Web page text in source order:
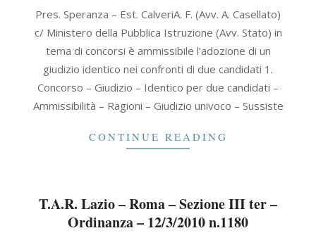
04-
01
Pres. Speranza – Est. CalveriA. F. (Avv. A. Casellato)
c/ Ministero della Pubblica Istruzione (Avv. Stato) in
tema di concorsi è ammissibile l’adozione di un
giudizio identico nei confronti di due candidati 1.
Concorso – Giudizio – Identico per due candidati –
Ammissibilità – Ragioni – Giudizio univoco – Sussiste
CONTINUE READING
T.A.R. Lazio – Roma – Sezione III ter –
Ordinanza – 12/3/2010 n.1180